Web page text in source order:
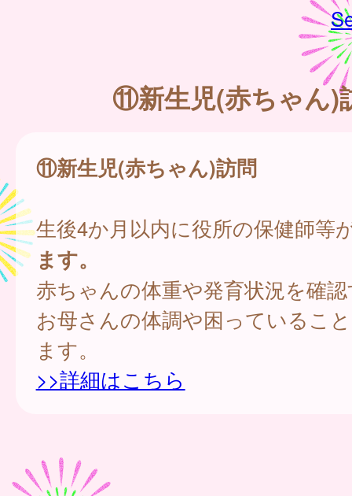
⑪新生児(赤ちゃん)
⑪新生児(赤ちゃん)訪問
生後4か月以内に役所の保健師等
ます。
赤ちゃんの体重や発育状況を確
お母さんの体調や困っているこ
ます。
>>詳細はこちら